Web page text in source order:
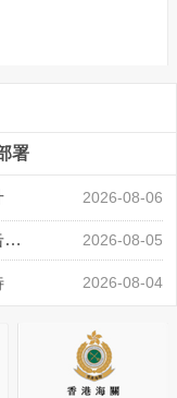
署
2026-08-06
领峰金评：静待小非农指引 黄金或一击破局 2026-08-05
2026-08-04